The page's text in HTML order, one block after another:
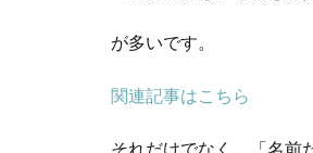
が多いです。
関連記事はこちら
それだけでなく、「名前